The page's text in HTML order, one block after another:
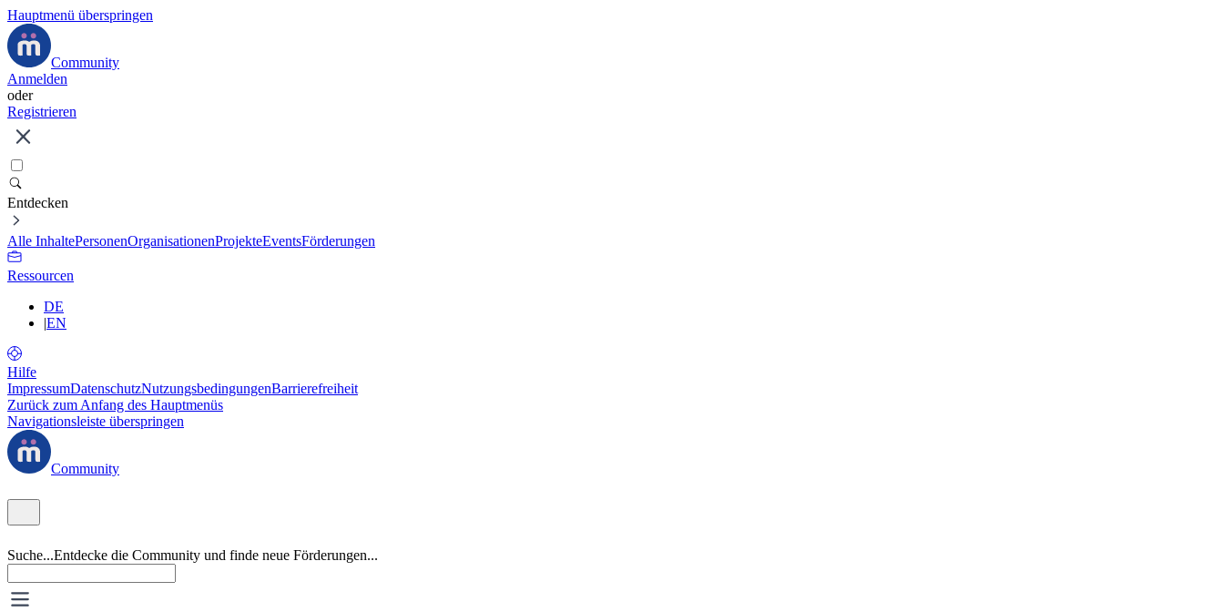
Hauptmenü überspringen
Community
Anmelden
oder
Registrieren
Entdecken
Alle InhaltePersonenOrganisationenProjekteEventsFörderungen
Ressourcen
DE
|EN
Hilfe
ImpressumDatenschutzNutzungsbedingungenBarrierefreiheit
Zurück zum Anfang des Hauptmenüs
Navigationsleiste überspringen
Community
Suche...Entdecke die Community und finde neue Förderungen...